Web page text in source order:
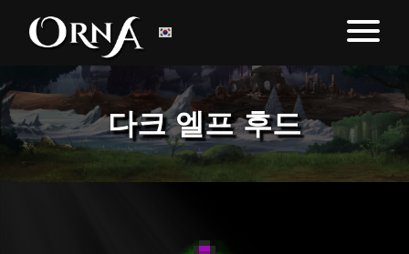
다크 엘프 후드